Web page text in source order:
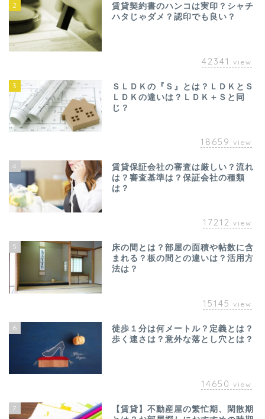
2
賃貸契約書のハンコは実印？シャチ
ハタじゃダメ？認印でも良い？
42341 view
3
ＳＬＤＫの『Ｓ』とは？ＬＤＫとＳ
ＬＤＫの違いは？ＬＤＫ＋Ｓと同
じ？
18659 view
4
賃貸保証会社の審査は厳しい？流れ
は？審査基準は？保証会社の種類
は？
17212 view
5
床の間とは？部屋の面積や帖数に含
まれる？板の間との違いは？活用方
法は？
15145 view
6
徒歩１分は何メートル？定義とは？
歩く速さは？意外な落とし穴とは？
14650 view
7
【賃貸】不動産屋の繁忙期、閑散期